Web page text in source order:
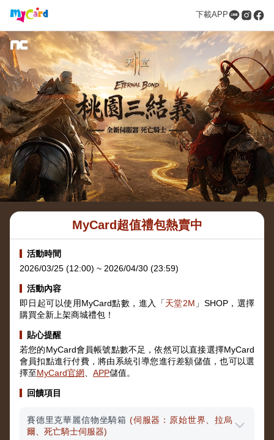
下載APP
MyCard超值禮包熱賣中
活動時間
2026/03/25 (12:00) ~ 2026/04/30 (23:59)
活動內容
即日起可以使用MyCard點數，進入「天堂2M 」SHOP，選擇
購買全新上架商城禮包！
貼心提醒
若您的MyCard會員帳號點數不足，依然可以直接選擇MyCard
會員扣點進行付費，將由系統引導您進行差額儲值，也可以選
擇至MyCard官網 APP儲值。
回饋項目
賽德里克華麗信物坐騎箱 (伺服器：原始世界、拉烏
爾、死亡騎士伺服器)